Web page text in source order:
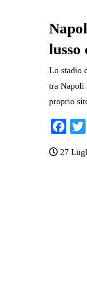
Lo stadio
tra Napoli
proprio
Fa
bo
27